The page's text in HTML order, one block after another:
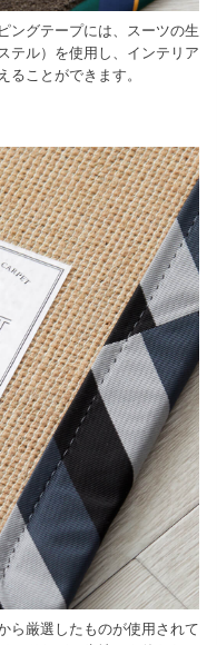
ングテープには、スーツの生
テル）を使用し、インテリア
ることができます。
ら厳選したものが使用されて